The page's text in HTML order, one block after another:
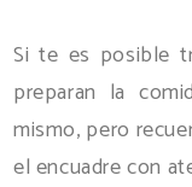
Si te es posible
preparan la
mismo, pero
el encuadre con